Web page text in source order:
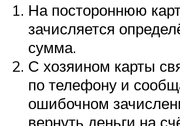
На постороннюю
зачисляется
сумма.
С хозяином карты
по телефону и
ошибочном
вернуть деньги на